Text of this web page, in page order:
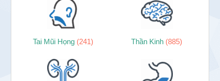
Tai Mũi Họng (241) Thần Kinh (885)